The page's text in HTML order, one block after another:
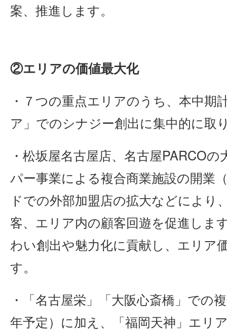
案、推進します。
②エリアの価値最大化
・７つの重点エリアのうち、本中期
ア」でのシナジー創出に集中的に取
・松坂屋名古屋店、名古屋PARCO
パー事業による複合商業施設の開業
ドでの外部加盟店の拡大などにより
客、エリア内の顧客回遊を促進しま
わい創出や魅力化に貢献し、エリア
す。
・「名古屋栄」「大阪心斎橋」での
年予定）に加え、「福岡天神」エリ